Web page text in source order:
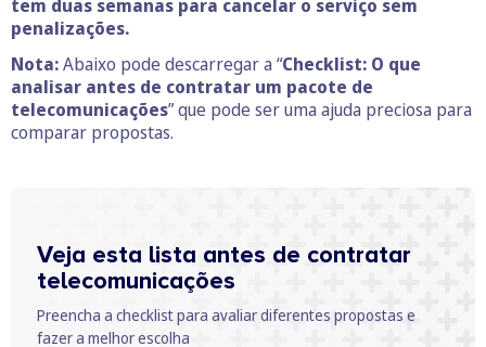
tem duas semanas para cancelar o serviço sem
penalizações.
Nota:Abaixo pode descarregar a “Checklist: O que
analisar antes de contratar um pacote de
telecomunicações” que pode ser uma ajuda preciosa para
comparar propostas.
Veja esta lista antes de contratar
telecomunicações
Preencha a checklist para avaliar diferentes propostas e
fazer a melhor escolha